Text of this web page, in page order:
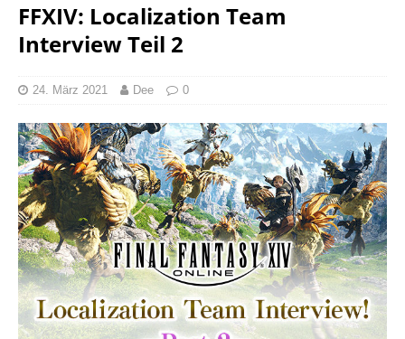
FFXIV: Localization Team
Interview Teil 2
24. März 2021 Dee 0